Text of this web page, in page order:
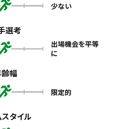
少ない
選考
出場機会を平等
に
幅
限定的
タイル